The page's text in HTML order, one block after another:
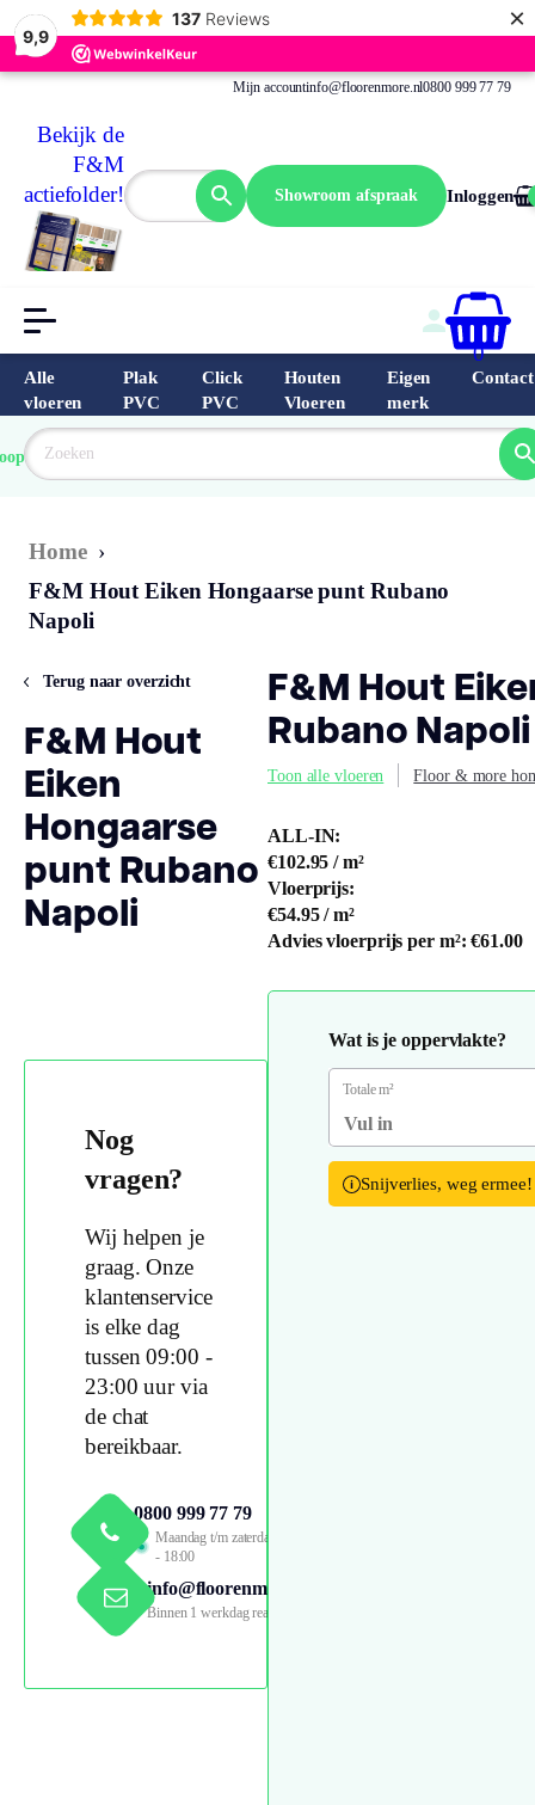
9,9
137 Reviews ×
Mijn accountinfo@floorenmore.nl0800 999 77 79
Bekijk de
F&M
actiefolder!
Showroom afspraak Inloggen
0
Alle
vloeren
Plak
PVC
Click
PVC
Houten
Vloeren
Eigen
merk
Contact
van
Home ›
F&M Hout Eiken Hongaarse punt Rubano
Napoli
Terug naar overzicht
F&M Hout
Eiken
Hongaarse
punt Rubano
Napoli
Nog
vragen?
Wij helpen je
graag. Onze
klantenservice
is elke dag
tussen 09:00 -
23:00 uur via
de chat
bereikbaar.
0800 999 77 79
Maandag t/m zaterdag 09:00
- 18:00
info@floorenmore.nl
Binnen 1 werkdag reactie
F&M Hout
Rubano Napoli
Toon alle vloeren Floor & more
ALL-IN:
€102.95 / m²
Vloerprijs:
€54.95/ m²
Advies vloerprijs per m²: €61.00
Wat is je oppervlakte?
Totale m²
Snijverlies, weg